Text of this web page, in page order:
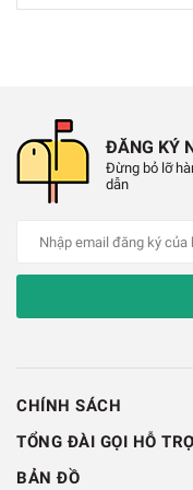
ĐĂNG KÝ
Đừng bỏ lỡ
dẫn
CHÍNH SÁCH
TỔNG ĐÀI GỌI HỖ
BẢN ĐỒ